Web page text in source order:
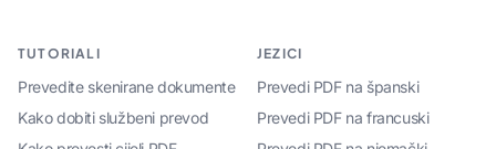
TUTORIALI
Prevedite skenirane dokumente
Kako dobiti službeni prevod
JEZICI
Prevedi PDF na španski
Prevedi PDF na francuski